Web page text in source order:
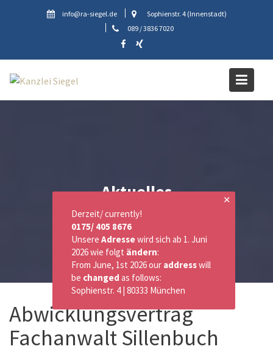
info@ra-siegel.de
Sophienstr. 4 (Innenstadt)
089 / 3836 7020
Aktuelles
Abwicklungsvertrag
Fachanwalt Sillenbuch
✕
Derzeit/ currently!
0175/ 405 8676
Unsere Adressewird sich ab 1. Juni
2026 wie folgt ändern:
From June, 1st 2026 our addresswill
be changed as follows:
Sophienstr. 4 | 80333 München